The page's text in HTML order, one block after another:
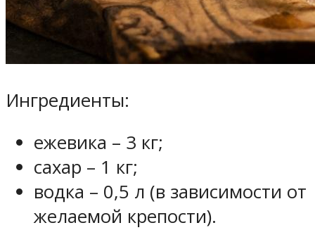
Ингредиенты:
ежевика – 3 кг;
сахар – 1 кг;
водка – 0,5 л (в зависимости от
желаемой крепости).